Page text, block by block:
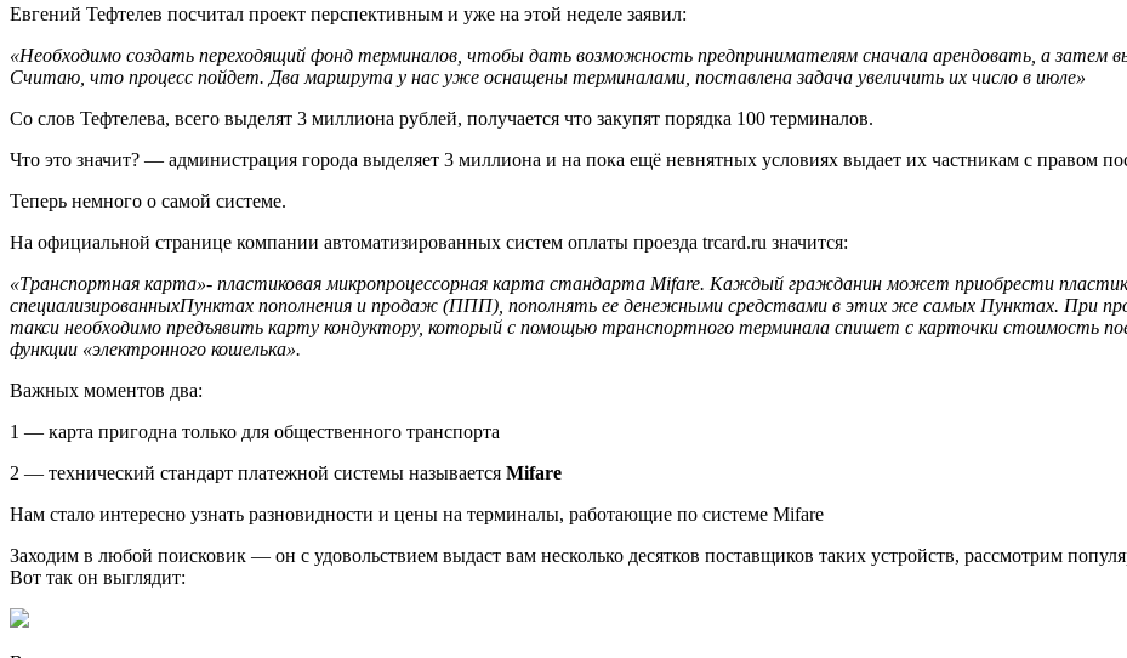
Евгений Тефтелев посчитал проект перспективным и уже на этой неделе заявил:
«Необходимо создать переходящий фонд терминалов, чтобы дать возможность предпринимателям сначала арендовать, а затем
Считаю, что процесс пойдет. Два маршрута у нас уже оснащены терминалами, поставлена задача увеличить их число в июле»
Со слов Тефтелева, всего выделят 3 миллиона рублей, получается что закупят порядка 100 терминалов.
Что это значит? — администрация города выделяет 3 миллиона и на пока ещё невнятных условиях выдает их частникам с правом
Теперь немного о самой системе.
На официальной странице компании автоматизированных систем оплаты проезда trcard.ru значится:
«Транспортная карта»- пластиковая микропроцессорная карта стандарта Mifare. Каждый гражданин может приобрести
специализированныхПунктах пополнения и продаж (ППП), пополнять ее денежными средствами в этих же самых Пунктах. При
такси необходимо предъявить карту кондуктору, который с помощью транспортного терминала спишет с карточки стоимость
функции «электронного кошелька».
Важных моментов два:
1 — карта пригодна только для общественного транспорта
2 — технический стандарт платежной системы называется Mifare
Нам стало интересно узнать разновидности и цены на терминалы, работающие по системе Mifare
Заходим в любой поисковик — он с удовольствием выдаст вам несколько десятков поставщиков таких устройств, рассмотрим
Вот так он выглядит: